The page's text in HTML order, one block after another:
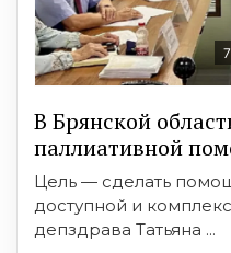
В Брянской
паллиативной
Цель — сделать
доступной и
депздрава Татьяна ...